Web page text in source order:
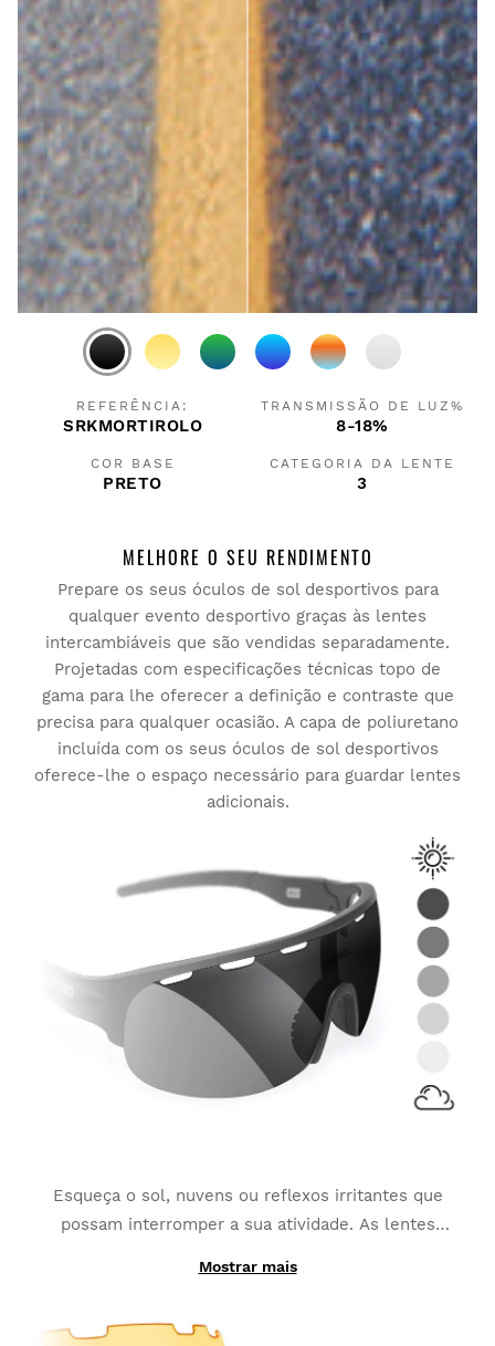
REFERÊNCIA:
SRKMORTIROLO
TRANSMISSÃO DE LUZ%
8-18%
COR BASE
PRETO
CATEGORIA DA LENTE
3
MELHORE O SEU RENDIMENTO
Prepare os seus óculos de sol desportivos para
qualquer evento desportivo graças às lentes
intercambiáveis que são vendidas separadamente.
Projetadas com especificações técnicas topo de
gama para lhe oferecer a definição e contraste que
precisa para qualquer ocasião. A capa de poliuretano
incluída com os seus óculos de sol desportivos
oferece-lhe o espaço necessário para guardar lentes
adicionais.
Esqueça o sol, nuvens ou reflexos irritantes que
possam interromper a sua atividade. As lentes
Corrida.
Graças à sua produção com materiais fotocromáticos,
lentes intercambiáveis K3 PhotoChromic mudam
Mostrar mais